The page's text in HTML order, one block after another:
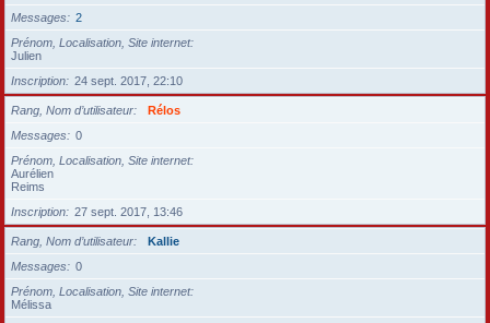
Messages
2
Prénom, Localisation, Site internet
Julien
Inscription
24 sept. 2017, 22:10
Rang, Nom d’utilisateur
Rélos
Messages
0
Prénom, Localisation, Site internet
Aurélien
Reims
Inscription
27 sept. 2017, 13:46
Rang, Nom d’utilisateur
Kallie
Messages
0
Prénom, Localisation, Site internet
Mélissa